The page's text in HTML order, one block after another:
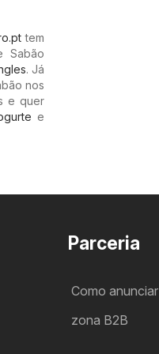
tem
Sabão
. Já
nos
e quer
e
Parceria
Como anunciar
zona B2B